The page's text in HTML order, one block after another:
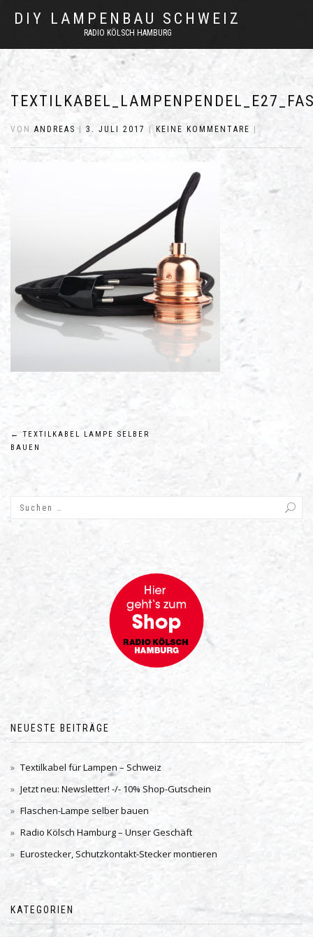
DIY LAMPENBAU SCHWEIZ
RADIO KÖLSCH HAMBURG
VONANDREAS 3. JULI 2017 KEINE KOMMENTARE
Beitragsnavigation
← TEXTILKABEL LAMPE SELBER
BAUEN
NEUESTE BEITRÄGE
Textilkabel für Lampen – Schweiz
Jetzt neu: Newsletter! -/- 10% Shop-Gutschein
Flaschen-Lampe selber bauen
Radio Kölsch Hamburg – Unser Geschäft
Eurostecker, Schutzkontakt-Stecker montieren
KATEGORIEN